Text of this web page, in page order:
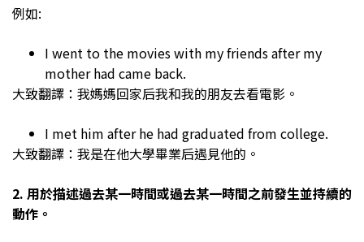
例如:
I went to the movies with my friends after my
mother had came back.
大致翻譯：我媽媽回家后我和我的朋友去看電影。
I met him after he had graduated from college.
大致翻譯：我是在他大學畢業后遇見他的。
2. 用於描述過去某一時間或過去某一時間之前發生並持續的
動作。